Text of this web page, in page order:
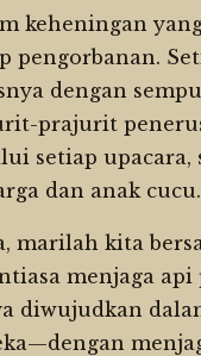
keheningan
pengorbanan.
dengan
prajurit
setiap upacara,
dan anak cucu.
marilah kita
menjaga
diwujudkan